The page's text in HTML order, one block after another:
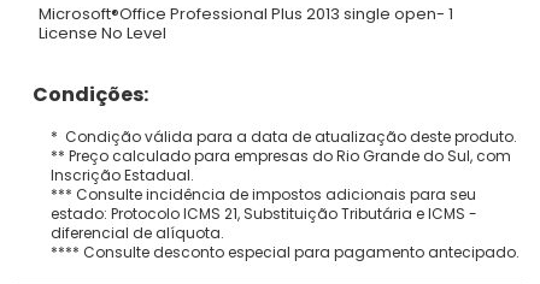
Microsoft®Office Professional Plus 2013 single open- 1
License No Level
Condições:
* Condição válida para a data de atualização deste produto.
** Preço calculado para empresas do Rio Grande do Sul, com
Inscrição Estadual.
*** Consulte incidência de impostos adicionais para seu
estado: Protocolo ICMS 21, Substituição Tributária e ICMS -
diferencial de alíquota.
**** Consulte desconto especial para pagamento antecipado.